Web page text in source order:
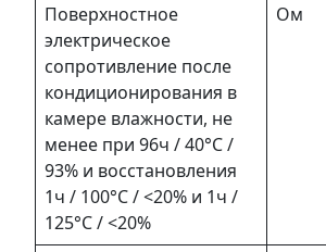
Поверхностное
электрическое
сопротивление после
кондиционирования в
камере влажности, не
менее при 96ч / 40°С /
93% и восстановления
1ч / 100°С / <20% и 1ч /
125°С / <20%
Ом